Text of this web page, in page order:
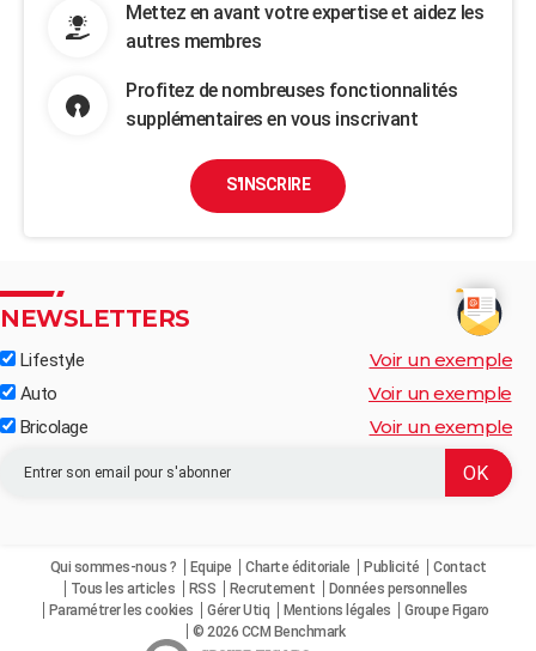
Mettez en avant votre expertise et aidez les
autres membres
Profitez de nombreuses fonctionnalités
supplémentaires en vous inscrivant
S'INSCRIRE
NEWSLETTERS
Lifestyle Voir un exemple
Auto Voir un exemple
Bricolage Voir un exemple
Qui sommes-nous ? Equipe Charte éditoriale Publicité
Contact
Tous les articles
RSS Recrutement
Données personnelles
Paramétrer les cookies
Gérer Utiq Mentions légales
Groupe Figaro
© 2026 CCM Benchmark